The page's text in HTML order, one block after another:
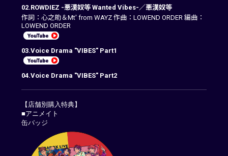
02.ROWDIEZ -悪漢奴等 Wanted Vibes-／悪漢奴等
作詞：心之助＆Mt' from WAYZ 作曲：LOWEND ORDER 編曲：
LOWEND ORDER
03.Voice Drama "VIBES" Part1
04.Voice Drama "VIBES" Part2
【店舗別購入特典】
■アニメイト
缶バッジ